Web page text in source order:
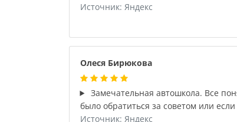
Источник: Яндекс
Олеся Бирюкова
Замечательная автошкола. Все
было обратиться за советом или
Источник: Яндекс